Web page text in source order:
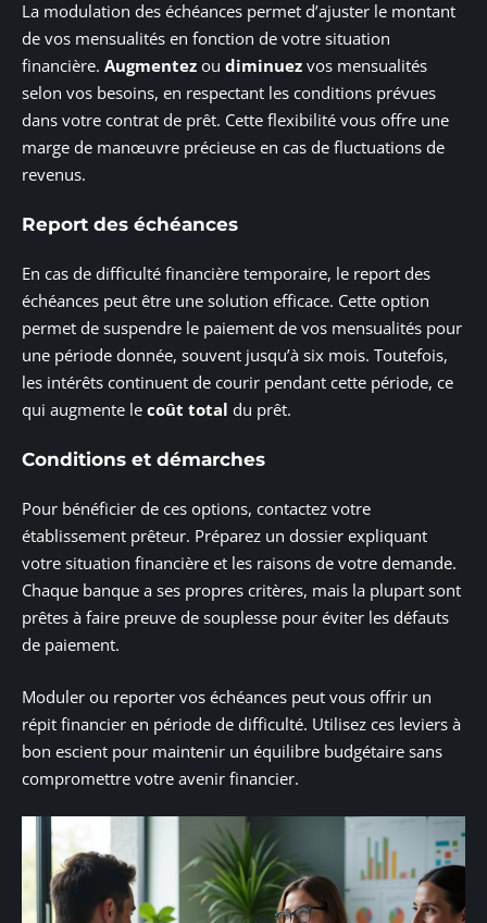
La modulation des échéances permet d’ajuster le montant
de vos mensualités en fonction de votre situation
financière. Augmentez ou diminuez vos mensualités
selon vos besoins, en respectant les conditions prévues
dans votre contrat de prêt. Cette flexibilité vous offre une
marge de manœuvre précieuse en cas de fluctuations de
revenus.
Report des échéances
En cas de difficulté financière temporaire, le report des
échéances peut être une solution efficace. Cette option
permet de suspendre le paiement de vos mensualités pour
une période donnée, souvent jusqu’à six mois. Toutefois,
les intérêts continuent de courir pendant cette période, ce
qui augmente le coût total du prêt.
Conditions et démarches
Pour bénéficier de ces options, contactez votre
établissement prêteur. Préparez un dossier expliquant
votre situation financière et les raisons de votre demande.
Chaque banque a ses propres critères, mais la plupart sont
prêtes à faire preuve de souplesse pour éviter les défauts
de paiement.
Moduler ou reporter vos échéances peut vous offrir un
répit financier en période de difficulté. Utilisez ces leviers à
bon escient pour maintenir un équilibre budgétaire sans
compromettre votre avenir financier.